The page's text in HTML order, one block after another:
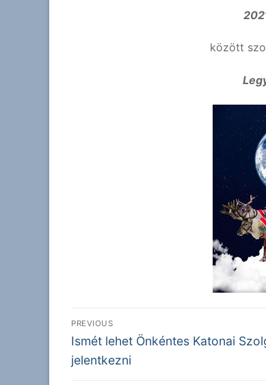
között
Bejegyzés
navigáció
PREVIOUS
Previous
post:
Ismét lehet Önkéntes Katonai
jelentkezni